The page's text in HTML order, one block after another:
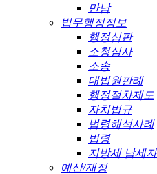
만남
법무행정정보
행정심판
소청심사
소송
대법원판례
행정절차제도
자치법규
법령해석사례
법령
지방세 납세
예산/재정